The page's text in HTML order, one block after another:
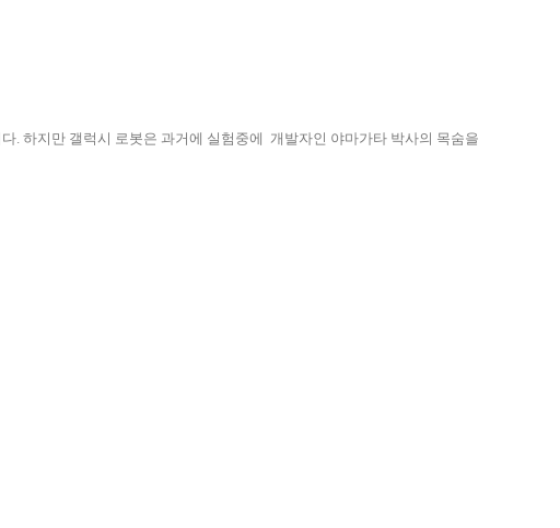
. 하지만 갤럭시 로봇은 과거에 실험중에 개발자인 야마가타 박사의 목숨을